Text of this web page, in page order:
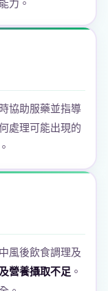
力。
協助服藥並指導
處理可能出現的
風後飲食調理及
營養攝取不足 。